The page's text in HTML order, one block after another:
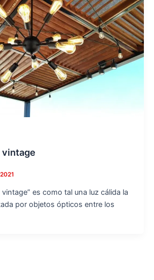
vintage” es como tal una luz cálida la
por objetos ópticos entre los